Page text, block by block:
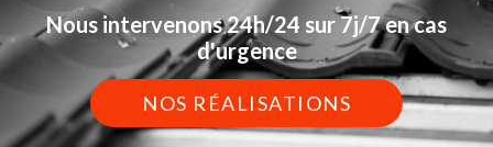
Nous intervenons 24h/24 sur 7j/7 en cas
d'urgence
NOS RÉALISATIONS